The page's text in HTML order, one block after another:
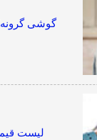
گوشی
لیست